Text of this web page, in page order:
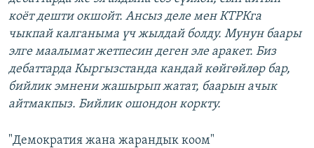
коёт дешти окшойт. Ансыз деле мен КТРКга
чыкпай калганыма үч жылдай болду. Мунун баары
элге маалымат жетпесин деген эле аракет. Биз
дебаттарда Кыргызстанда кандай көйгөйлөр бар,
бийлик эмнени жашырып жатат, баарын ачык
айтмакпыз. Бийлик ошондон коркту.
"Демократия жана жарандык коом"